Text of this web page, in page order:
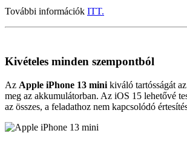
További információk ITT.
Kivételes minden szempontból
Az Apple iPhone 13 mini kiváló tartósságát
meg az akkumulátorban. Az iOS 15 lehetővé
az összes, a feladathoz nem kapcsolódó